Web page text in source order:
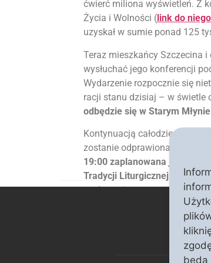
ćwierć miliona wyświetleń. Z
Życia i Wolności ( link do
uzyskał w sumie ponad 125
Teraz mieszkańcy Szczecina
wysłuchać jego konferencji
Wydarzenie rozpocznie się
racji stanu dzisiaj – w świetle
odbędzie się w Starym
Kontynuacją całodziennego
zostanie odprawiona o godz.
19:00 zaplanowana jest
Tradycji Liturgicznej przy ul.
wydarzenia wstęp wolny.
Klub „Polonia Christiana” w
będą